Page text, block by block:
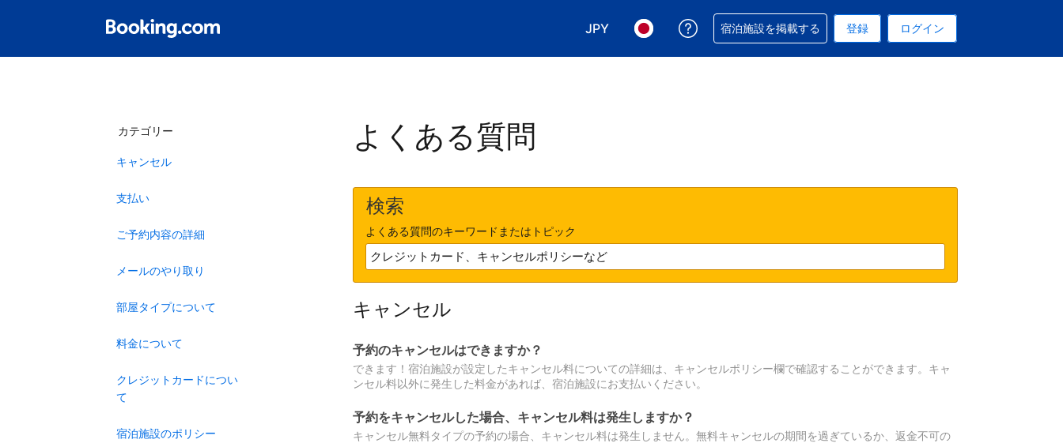
JPY
表示通貨を選択. 現在選択中の表示通貨は円です
言語を選択. 現在選択中の言語は日本語です
予約に関するサポートを受けられます
宿泊施設を掲載する 登録 ログイン
カテゴリー
キャンセル
支払い
ご予約内容の詳細
メールのやり取り
部屋タイプについて
料金について
クレジットカードについ
て
宿泊施設のポリシー
よくある質問
検索
よくある質問のキーワードまたはトピック
キャンセル
予約のキャンセルはできますか？
できます！宿泊施設が設定したキャンセル料についての詳細は、キャンセルポリシー欄で確認することができます。キャ
ンセル料以外に発生した料金があれば、宿泊施設にお支払いください。
予約をキャンセルした場合、キャンセル料は発生しますか？
キャンセル無料タイプの予約の場合、キャンセル料は発生しません。無料キャンセルの期間を過ぎているか、返金不可の